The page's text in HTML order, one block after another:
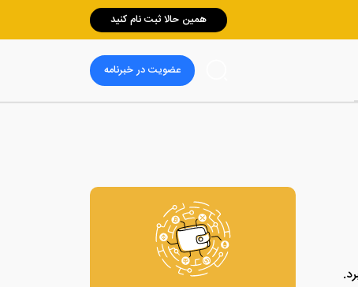
همین حالا ثبت نام کنید
عضویت در خبرنامه